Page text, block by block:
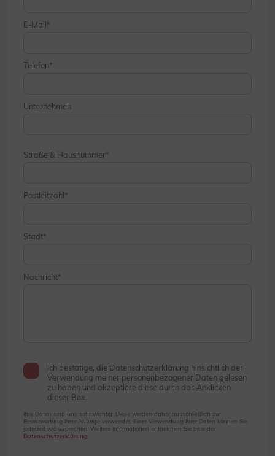
E-Mail
Telefon
Unternehmen
Straße & Hausnummer
Postleitzahl
Stadt
Nachricht
Ich bestätige, die Datenschutzerklärung hinsichtlich der
Verwendung meiner personenbezogener Daten gelesen
zu haben und akzeptiere diese durch das Anklicken
dieser Box.
Ihre Daten sind uns sehr wichtig. Diese werden daher ausschließlich zur
Beantwortung Ihrer Anfrage verwendet. Einer Verwendung Ihrer Daten können Sie
jederzeit widersprechen. Weitere Informationen entnehmen Sie bitte der
Datenschutzerklärung